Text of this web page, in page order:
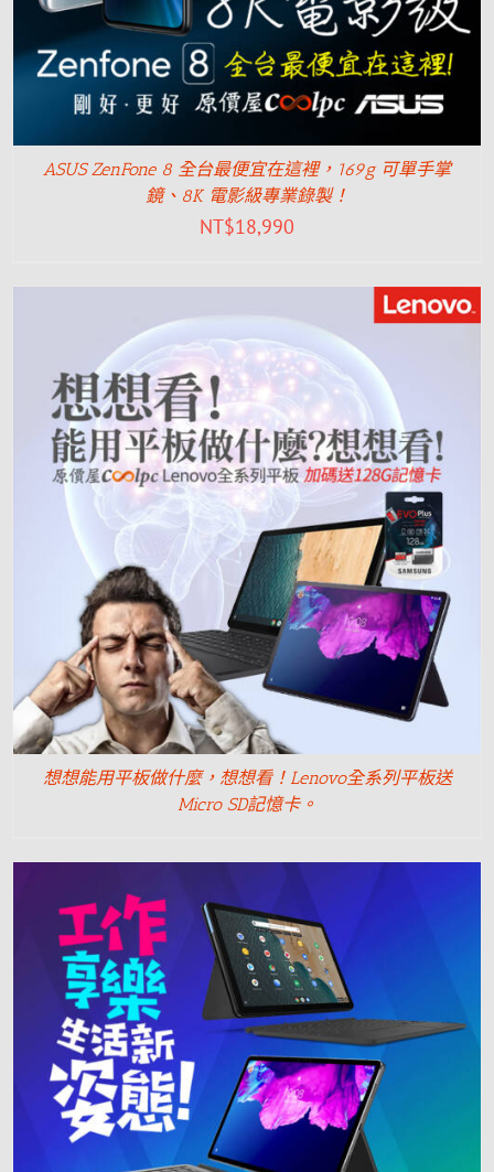
ASUS ZenFone 8 全台最便宜在這裡，169g 可單手掌
鏡、8K 電影級專業錄製！
NT$18,990
想想能用平板做什麼，想想看！Lenovo全系列平板送
Micro SD記憶卡。